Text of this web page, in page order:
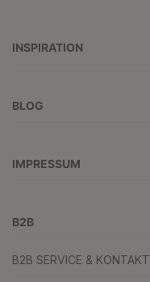
INSPIRATION
BLOG
IMPRESSUM
B2B
B2B SERVICE & KONTAKT